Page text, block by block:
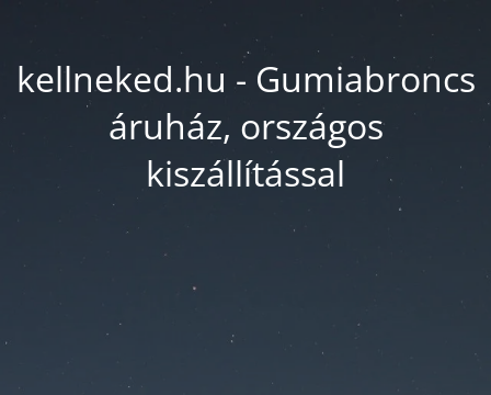
kellneked.hu - Gumiabroncs
áruház, országos
kiszállítással